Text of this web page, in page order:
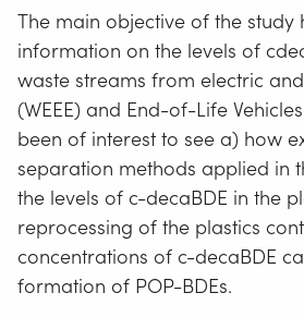
The main objective of the study
information on the levels of
waste streams from electric
(WEEE) and End-of-Life
been of interest to see a) how
separation methods applied in
the levels of c-decaBDE in the
reprocessing of the plastics
concentrations of c-decaBDE
formation of POP-BDEs.